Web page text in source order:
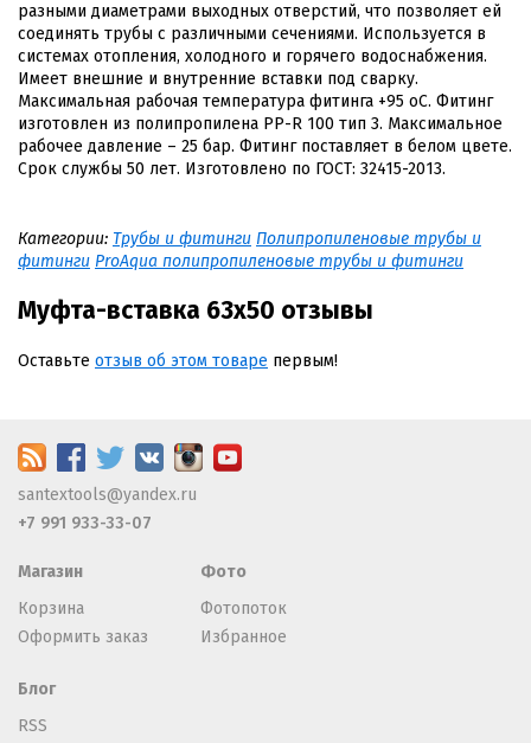
разными диаметрами выходных отверстий, что позволяет ей
соединять трубы с различными сечениями. Используется в
системах отопления, холодного и горячего водоснабжения.
Имеет внешние и внутренние вставки под сварку.
Максимальная рабочая температура фитинга +95 оС. Фитинг
изготовлен из полипропилена PP-R 100 тип 3. Максимальное
рабочее давление – 25 бар. Фитинг поставляет в белом цвете.
Срок службы 50 лет. Изготовлено по ГОСТ: 32415-2013.
Категории: Трубы и фитинги Полипропиленовые трубы и
фитинги ProAqua полипропиленовые трубы и фитинги
Муфта-вставка 63х50 отзывы
Оставьте отзыв об этом товаре первым!
santextools@yandex.ru
+7 991 933-33-07
Магазин
Корзина
Оформить заказ
Фото
Фотопоток
Избранное
Блог
RSS